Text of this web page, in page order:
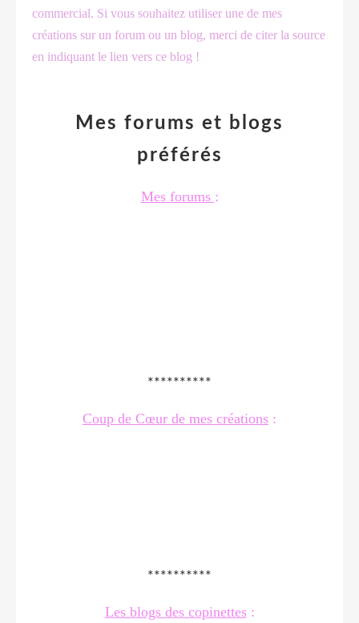
commercial. Si vous souhaitez utiliser une de mes
créations sur un forum ou un blog, merci de citer la source
en indiquant le lien vers ce blog !
Mes forums et blogs
préférés
Mes forums :
**********
Coup de Cœur de mes créations :
**********
Les blogs des copinettes: